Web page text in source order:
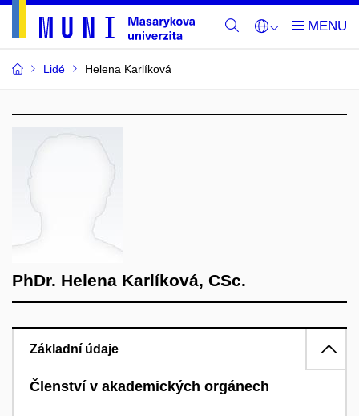
Lidé Helena Karlíková
PhDr. Helena Karlíková, CSc.
Základní údaje
Členství v akademických orgánech